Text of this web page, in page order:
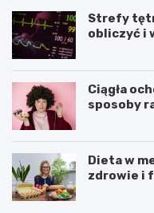
Strefy
obliczyć i
Ciągła
sposoby
Dieta w
zdrowie i
J
Z